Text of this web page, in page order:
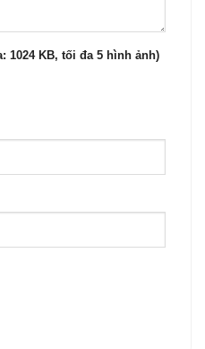
1024 KB, tối đa 5 hình ảnh)